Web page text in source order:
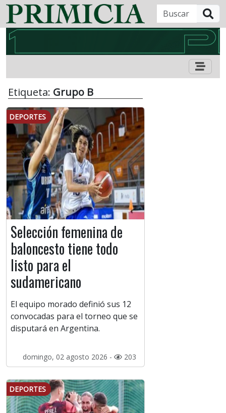
Etiqueta: Grupo B
DEPORTES
Selección femenina de
baloncesto tiene todo
listo para el
sudamericano
El equipo morado definió sus 12
convocadas para el torneo que se
disputará en Argentina.
domingo, 02 agosto 2026 - 203
DEPORTES